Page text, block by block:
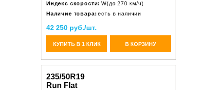
Индекс скорости: W(до 270 км/ч)
Наличие товара: есть в наличии
42 250 руб./шт.
КУПИТЬ В 1 КЛИК В КОРЗИНУ
235/50R19
Run Flat